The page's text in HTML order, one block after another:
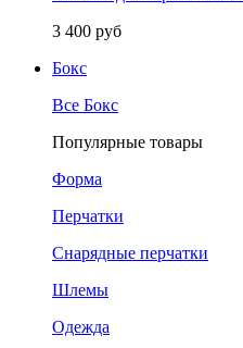
3 400 руб
Бокс
Все Бокс
Популярные товары
Форма
Перчатки
Снарядные перчатки
Шлемы
Одежда